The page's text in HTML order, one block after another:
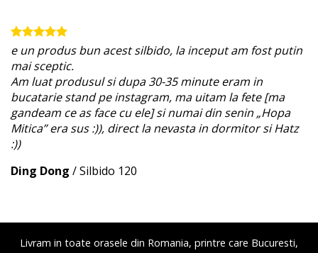
e un produs bun acest silbido, la inceput am fost putin
mai sceptic.
Am luat produsul si dupa 30-35 minute eram in
bucatarie stand pe instagram, ma uitam la fete [ma
gandeam ce as face cu ele] si numai din senin „Hopa
Mitica” era sus :)), direct la nevasta in dormitor si Hatz
:))
Ding Dong /Silbido 120
Livram in toate orasele din Romania, printre care Bucuresti,